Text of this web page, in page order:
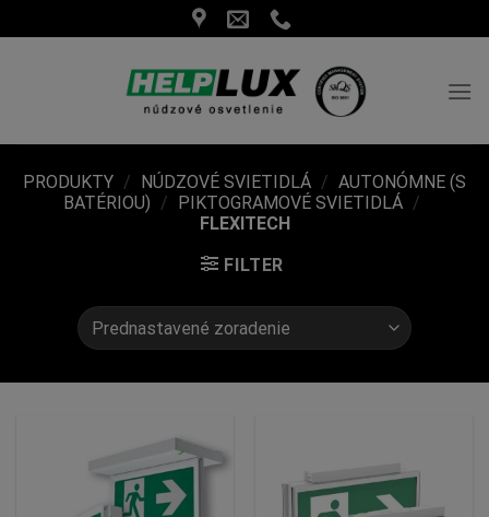
to
PRODUKTY / NÚDZOVÉ SVIETIDLÁ / AUTONÓMNE (S
BATÉRIOU) / PIKTOGRAMOVÉ SVIETIDLÁ /
FLEXITECH
FILTER